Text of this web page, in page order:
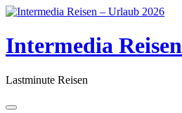
Skip
content
Intermedia
Lastminute Reisen